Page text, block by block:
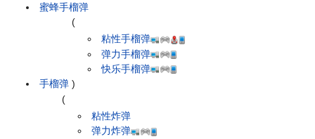
蜜蜂手榴弹
手榴弹
(
粘性手榴弹
弹力手榴弹
快乐手榴弹
)
(
粘性炸弹
弹力炸弹